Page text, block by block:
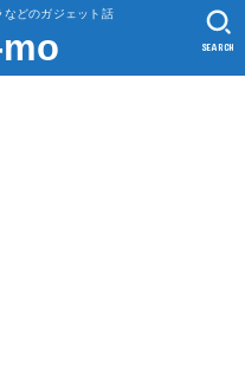
どのガジェット話
SEARCH